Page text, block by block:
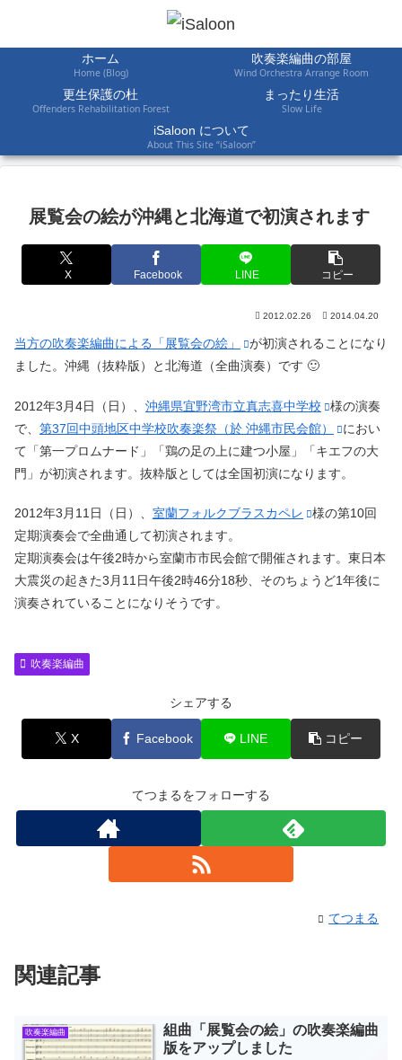
ホーム
Home (Blog)
吹奏楽編曲の部屋
Wind Orchestra Arrange Room
更生保護の杜
Offenders Rehabilitation Forest
まったり生活
Slow Life
iSaloon について
About This Site “iSaloon”
展覧会の絵が沖縄と北海道で初演されます
X Facebook LINE コピー
2012.02.26 2014.04.20
当方の吹奏楽編曲による「展覧会の絵」
が初演されることになり
ました。沖縄（抜粋版）と北海道（全曲演奏）です 🙂
2012年3月4日（日）、 沖縄県宜野湾市立真志喜中学校
様の演奏
で、 第37回中頭地区中学校吹奏楽祭（於 沖縄市民会館）
におい
て「第一プロムナード」「鶏の足の上に建つ小屋」「キエフの大
門」が初演されます。抜粋版としては全国初演になります。
2012年3月11日（日）、 室蘭フォルクブラスカペレ
様の第10回
定期演奏会で全曲通して初演されます。
定期演奏会は午後2時から室蘭市市民会館で開催されます。東日本
大震災の起きた3月11日午後2時46分18秒、そのちょうど1年後に
演奏されていることになりそうです。
吹奏楽編曲
シェアする
X Facebook LINE コピー
てつまるをフォローする
てつまる
関連記事
吹奏楽編曲
組曲「展覧会の絵」の吹奏楽編曲
版をアップしました